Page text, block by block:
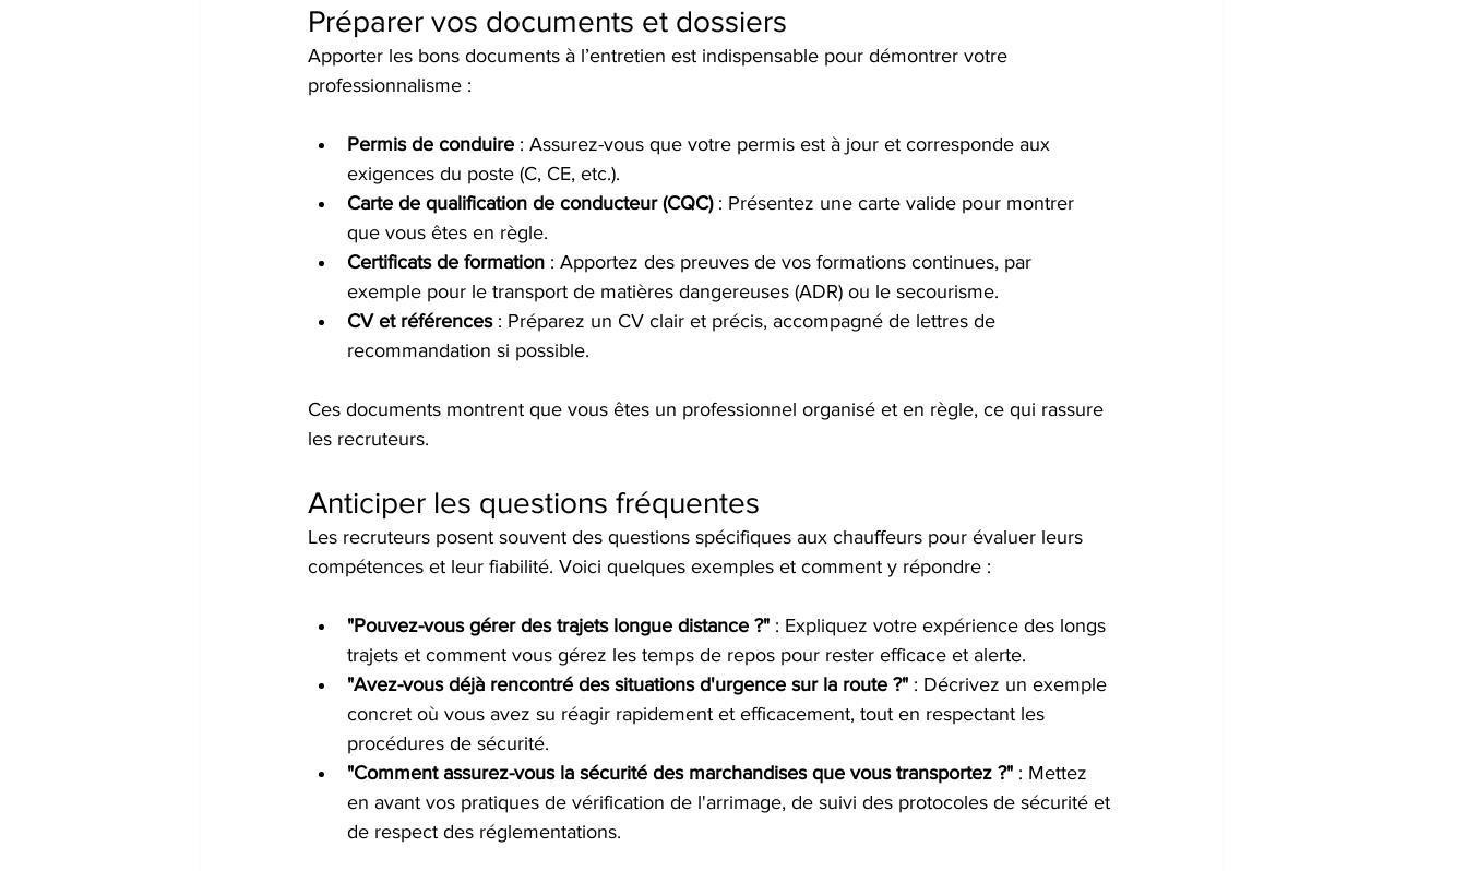
Préparer vos documents et dossiers
Apporter les bons documents à l’entretien est indispensable pour démontrer votre
professionnalisme :
Permis de conduire : Assurez-vous que votre permis est à jour et corresponde aux
exigences du poste (C, CE, etc.).
Carte de qualification de conducteur (CQC) : Présentez une carte valide pour montrer
que vous êtes en règle.
Certificats de formation : Apportez des preuves de vos formations continues, par
exemple pour le transport de matières dangereuses (ADR) ou le secourisme.
CV et références : Préparez un CV clair et précis, accompagné de lettres de
recommandation si possible.
Ces documents montrent que vous êtes un professionnel organisé et en règle, ce qui rassure
les recruteurs.
Anticiper les questions fréquentes
Les recruteurs posent souvent des questions spécifiques aux chauffeurs pour évaluer leurs
compétences et leur fiabilité. Voici quelques exemples et comment y répondre :
"Pouvez-vous gérer des trajets longue distance ?" : Expliquez votre expérience des longs
trajets et comment vous gérez les temps de repos pour rester efficace et alerte.
"Avez-vous déjà rencontré des situations d'urgence sur la route ?" : Décrivez un exemple
concret où vous avez su réagir rapidement et efficacement, tout en respectant les
procédures de sécurité.
"Comment assurez-vous la sécurité des marchandises que vous transportez ?" : Mettez
en avant vos pratiques de vérification de l'arrimage, de suivi des protocoles de sécurité et
de respect des réglementations.